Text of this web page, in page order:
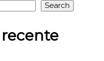
Search